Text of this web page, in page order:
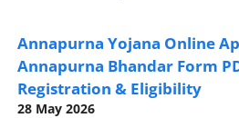
Annapurna Yojana Online
Annapurna Bhandar Form
Registration & Eligibility
28 May 2026